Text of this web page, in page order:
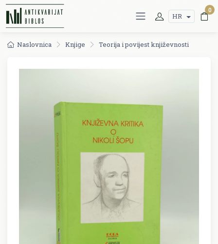
HR
0
Naslovnica Knjige Teorija i povijest književnosti